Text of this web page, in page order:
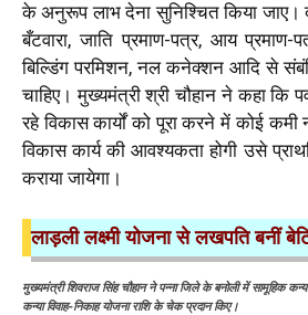
के अनुरूप लाभ देना सुनिश्चित किया जाए।
बँटवारा, जाति प्रमाण-पत्र, आय
बिल्डिंग परमिशन, नल कनेक्शन आदि से
चाहिए। मुख्यमंत्री श्री चौहान ने कहा कि
रहे विकास कार्यों को पूरा करने में कोई
विकास कार्य की आवश्यकता होगी उसे
कराया जायेगा।
लाड़ली लक्ष्मी योजना से लखपति बनीं
मुख्यमंत्री शिवराज सिंह चौहान ने पन्ना जिले के बनोली में सामूहिक
कन्या विवाह-निकाह योजना राशि के चेक प्रदान किए।